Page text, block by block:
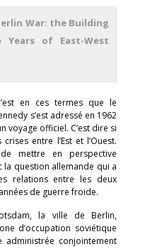
War: the Building
Years of East-West
en ces termes que le
s’est adressé en 1962
voyage officiel. C’est dire si
entre l’Est et l’Ouest.
mettre en perspective
la question allemande qui a
relations entre les deux
de guerre froide.
la ville de Berlin,
d’occupation soviétique
administrée conjointement